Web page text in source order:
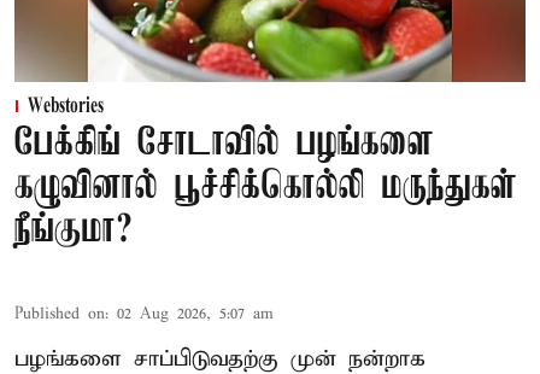
Webstories
பேக்கிங் சோடாவில் பழங்களை
கழுவினால் பூச்சிக்கொல்லி மருந்துகள்
நீங்குமா?
Published on: 02 Aug 2026, 5:07 am
பழங்களை சாப்பிடுவதற்கு முன் நன்றாக